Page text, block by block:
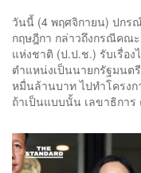
วันนี้ (4 พฤศจิกายน) ปกร
กฤษฎีกา กล่าวถึงกรณีคณ
แห่งชาติ (ป.ป.ช.) รับเรื่อง
ตำแหน่งเป็นนายกรัฐมนต
หมื่นล้านบาท ไปทำโครง
ถ้าเป็นแบบนั้น เลขาธิกา